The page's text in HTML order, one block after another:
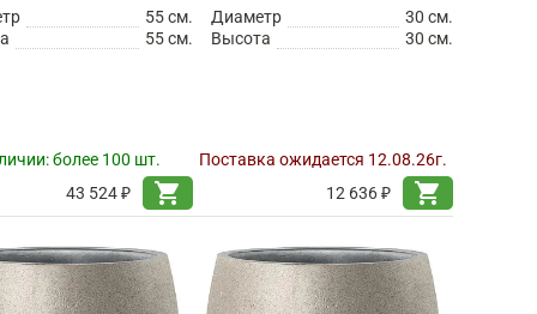
55 см.
55 см.
более 100 шт.
43 524 ₽
shopping_cart
Диаметр
30 см.
Высота
30 см.
Поставка ожидается 12.08.26г.
12 636 ₽
shopping_cart